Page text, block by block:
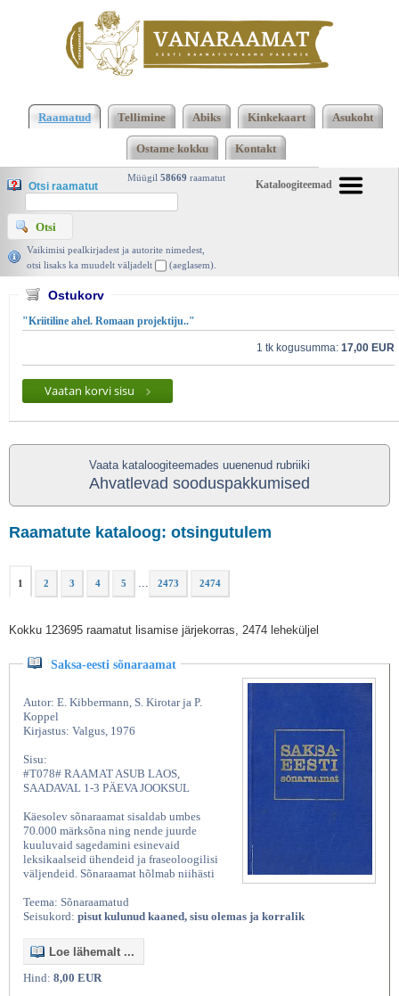
järjekorras, 2474 leheküljelKasutatud raamatud |
Vanaraamat. ee raamatupood
Raamatud Tellimine Abiks Kinkekaart Asukoht
Ostame kokku Kontakt
Kataloogiteemad
Müügil 58669 raamatut
Otsi raamatut
Vaikimisi pealkirjadest ja autorite nimedest,
otsi lisaks ka muudelt väljadelt
(aeglasem).
Ostukorv
"Kriitiline ahel. Romaan projektiju.."
1 tk kogusumma: 17,00 EUR
Vaatan korvi sisu
Vaata kataloogiteemades uuenenud rubriiki
Ahvatlevad sooduspakkumised
Raamatute kataloog: otsingutulem
1 2 3 4 5 ... 2473 2474
Kokku 123695 raamatut lisamise järjekorras, 2474 leheküljel
Saksa-eesti sõnaraamat
Autor: E. Kibbermann, S. Kirotar ja P.
Koppel
Kirjastus: Valgus, 1976
Sisu:
#T078# RAAMAT ASUB LAOS,
SAADAVAL 1-3 PÄEVA JOOKSUL
Käesolev sõnaraamat sisaldab umbes
70.000 märksõna ning nende juurde
kuuluvaid sagedamini esinevaid
leksikaalseid ühendeid ja fraseoloogilisi
väljendeid. Sõnaraamat hõlmab niihästi
Teema: Sõnaraamatud
Seisukord: pisut kulunud kaaned, sisu olemas ja korralik
Loe lähemalt ...
Hind: 8,00 EUR